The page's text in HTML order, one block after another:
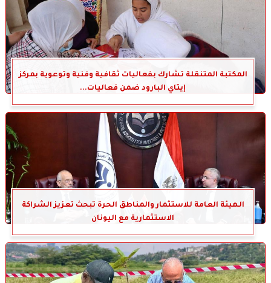
المكتبة المتنقلة تشارك بفعاليات ثقافية وفنية وتوعوية بمركز
إيتاي البارود ضمن فعاليات...
الهيئة العامة للاستثمار والمناطق الحرة تبحث تعزيز الشراكة
الاستثمارية مع اليونان